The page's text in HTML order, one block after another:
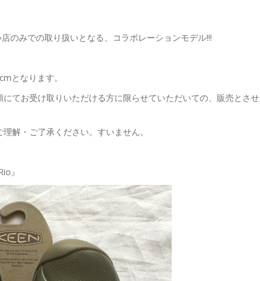
のみでの取り扱いとなる、コラボレーションモデル!!!
となります。
てお受け取りいただける方に限らせていただいての、販売とさせ
解・ご了承ください。すいません。
』